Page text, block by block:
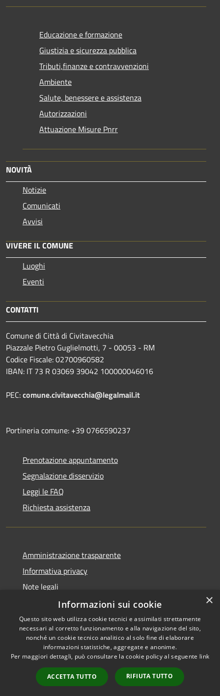
Educazione e formazione
Giustizia e sicurezza pubblica
Tributi,finanze e contravvenzioni
Ambiente
Salute, benessere e assistenza
Autorizzazioni
Attuazione Misure Pnrr
NOVITÀ
Notizie
Comunicati
Avvisi
VIVERE IL COMUNE
Luoghi
Eventi
CONTATTI
Comune di Città di Civitavecchia
Piazzale Pietro Guglielmotti, 7 - 00053 - RM
Codice Fiscale: 02700960582
IBAN: IT 73 R 03069 39042 100000046016
PEC:comune.civitavecchia@legalmail.it
Portineria comune: +39 0766590237
Prenotazione appuntamento
Segnalazione disservizio
Leggi le FAQ
Richiesta assistenza
Amministrazione trasparente
Informativa privacy
Note legali
Dichiarazione di accessibilità
RSS
Accessibilità
Copyright © 2026 • Città di
Municipium•
Accesso
redazione
×
Informazioni sui cookie
Questo sito web utilizza cookie tecnici e assimilati strettamente
necessari al corretto funzionamento e alla navigazione del sito,
nonché un cookie tecnico analitico al solo fine di elaborare
informazioni statistiche, aggregate e anonime.
Per maggiori dettagli, può consultare la cookie policy al seguente link
ACCETTA TUTTO RIFIUTA TUTTO